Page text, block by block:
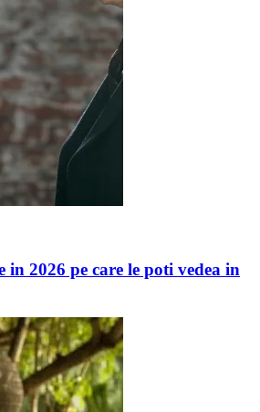
in 2026 pe care le poti vedea in